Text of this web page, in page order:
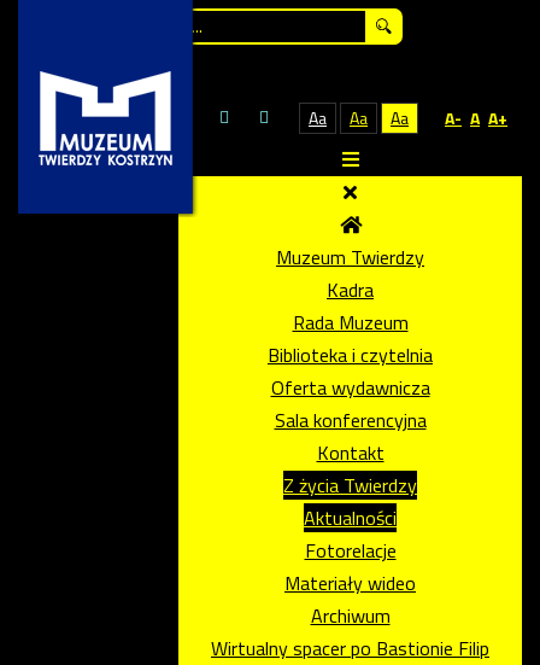
Aa Aa Aa A- A A+
Muzeum Twierdzy
Kadra
Rada Muzeum
Biblioteka i czytelnia
Oferta wydawnicza
Sala konferencyjna
Kontakt
Z życia Twierdzy
Aktualności
Fotorelacje
Materiały wideo
Archiwum
Wirtualny spacer po Bastionie Filip